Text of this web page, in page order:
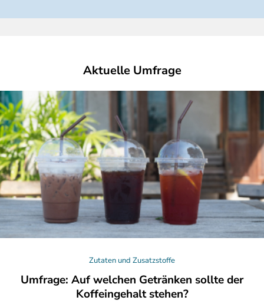
Aktuelle Umfrage
Zutaten und Zusatzstoffe
Umfrage: Auf welchen Getränken sollte der
Koffeingehalt stehen?